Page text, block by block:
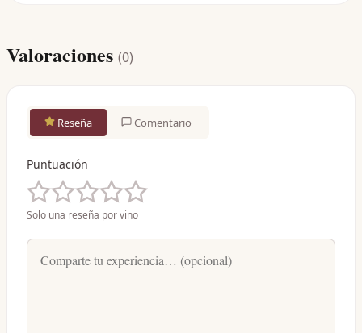
Valoraciones (0)
Reseña Comentario
Puntuación
Solo una reseña por vino